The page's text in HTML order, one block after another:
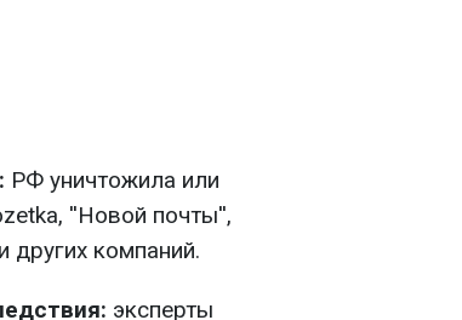
РФ уничтожила или
''Новой почты'',
других компаний.
эксперты